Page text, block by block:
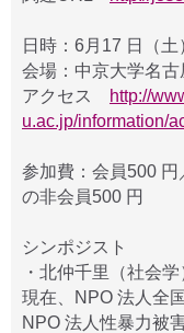
日時：6月17 日（
会場：中京大学名
アクセス
http://
u.ac.jp/information/
参加費：会員500
の非会員500 円
シンポジスト
・北仲千里（社会
現在、NPO 法人全
NPO 法人性暴力被